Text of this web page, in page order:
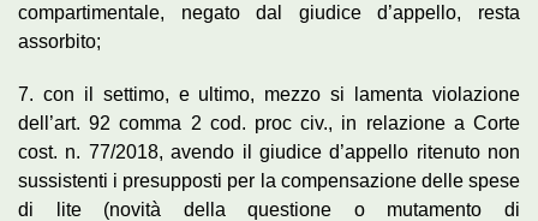
compartimentale, negato dal giudice d’appello, resta
assorbito;
7. con il settimo, e ultimo, mezzo si lamenta violazione
dell’art. 92 comma 2 cod. proc civ., in relazione a Corte
cost. n. 77/2018, avendo il giudice d’appello ritenuto non
sussistenti i presupposti per la compensazione delle spese
di lite (novità della questione o mutamento di